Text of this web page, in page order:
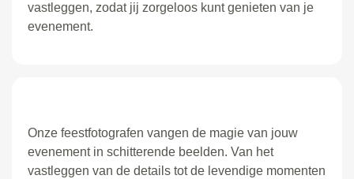
vastleggen, zodat jij zorgeloos kunt genieten van je
evenement.
Onze feestfotografen vangen de magie van jouw
evenement in schitterende beelden. Van het
vastleggen van de details tot de levendige momenten